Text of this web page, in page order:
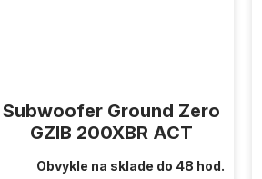
Subwoofer Ground Zero
GZIB 200XBR ACT
Obvykle na sklade do 48 hod.